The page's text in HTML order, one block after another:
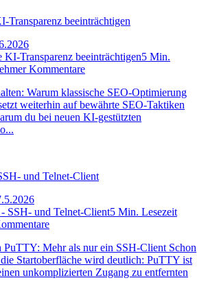
Transparenz beeinträchtigen
5 Min.
Kommentare
Warum klassische SEO-Optimierung
weiterhin auf bewährte SEO-Taktiken
du bei neuen KI-gestützten
und Telnet-Client
5 Min. Lesezeit
PuTTY: Mehr als nur ein SSH-Client Schon
Startoberfläche wird deutlich: PuTTY ist
unkomplizierten Zugang zu entfernten